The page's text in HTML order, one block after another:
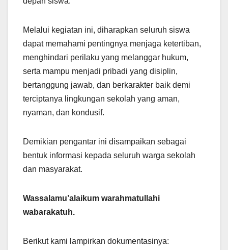
Melalui kegiatan ini, diharapkan seluruh siswa
dapat memahami pentingnya menjaga ketertiban,
menghindari perilaku yang melanggar hukum,
serta mampu menjadi pribadi yang disiplin,
bertanggung jawab, dan berkarakter baik demi
terciptanya lingkungan sekolah yang aman,
nyaman, dan kondusif.
Demikian pengantar ini disampaikan sebagai
bentuk informasi kepada seluruh warga sekolah
dan masyarakat.
Wassalamu’alaikum warahmatullahi
wabarakatuh.
Berikut kami lampirkan dokumentasinya: